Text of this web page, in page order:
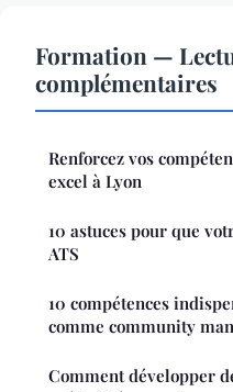
Formation —
complémentaires
Renforcez vos
excel à Lyon
10 astuces pour que
ATS
10 compétences
comme community
Comment développer